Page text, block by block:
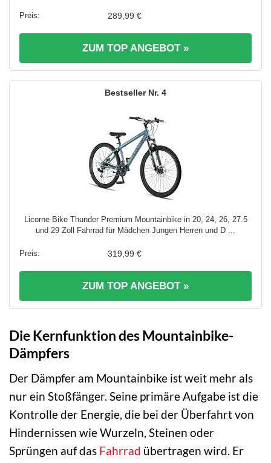
289,99 €
ZUM TOP ANGEBOT »
4
Licorne Bike Thunder Premium Mountainbike in 20, 24, 26, 27.5
und 29 Zoll Fahrrad für Mädchen Jungen Herren und D ...
319,99 €
ZUM TOP ANGEBOT »
Die Kernfunktion des Mountainbike-
Dämpfers
Der Dämpfer am Mountainbike ist weit mehr als
nur ein Stoßfänger. Seine primäre Aufgabe ist die
Kontrolle der Energie, die bei der Überfahrt von
Hindernissen wie Wurzeln, Steinen oder
Sprüngen auf das Fahrrad übertragen wird. Er